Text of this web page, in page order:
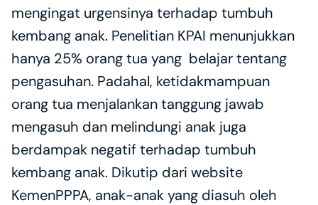
mengingat urgensinya terhadap tumbuh
kembang anak. Penelitian KPAI menunjukkan
hanya 25% orang tua yang  belajar tentang
pengasuhan. Padahal, ketidakmampuan
orang tua menjalankan tanggung jawab
mengasuh dan melindungi anak juga
berdampak negatif terhadap tumbuh
kembang anak. Dikutip dari website
KemenPPPA, anak-anak yang diasuh oleh